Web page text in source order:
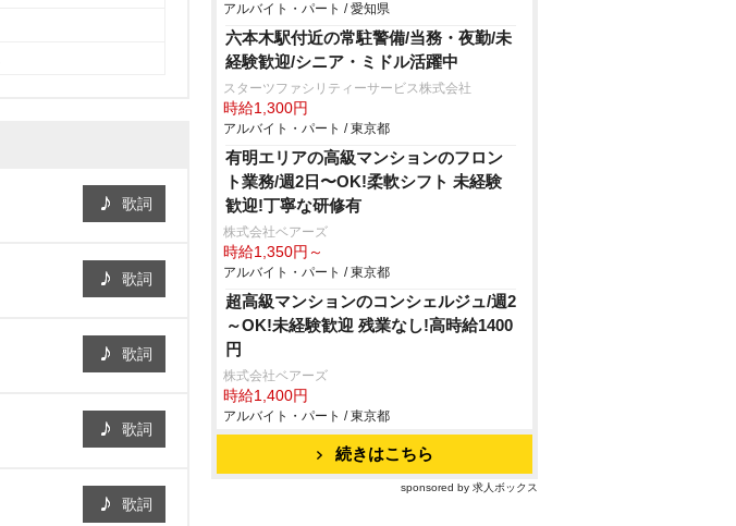
歌詞
歌詞
歌詞
歌詞
歌詞
アルバイト・パート / 愛知県
六本木駅付近の常駐警備/当務・夜勤/未
経験歓迎/シニア・ミドル活躍中
スターツファシリティーサービス株式会社
時給1,300円
アルバイト・パート / 東京都
有明エリアの⾼級マンションのフロン
ト業務/週2⽇〜OK!柔軟シフト 未経験
歓迎!丁寧な研修有
株式会社ベアーズ
時給1,350円～
アルバイト・パート / 東京都
超高級マンションのコンシェルジュ/週2
～OK!未経験歓迎 残業なし!高時給1400
円
株式会社ベアーズ
時給1,400円
アルバイト・パート / 東京都
続きはこちら
sponsored by 求人ボックス